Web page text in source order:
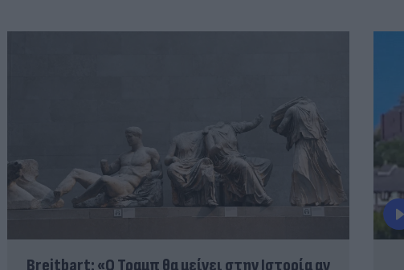
Breitbart: «Ο Τραμπ θα μείνει στην Ιστορία αν